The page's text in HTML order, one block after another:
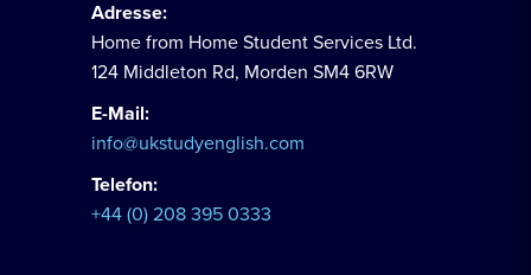
Adresse:
Home from Home Student Services Ltd.
124 Middleton Rd, Morden SM4 6RW
E-Mail:
info@ukstudyenglish.com
Telefon:
+44 (0) 208 395 0333